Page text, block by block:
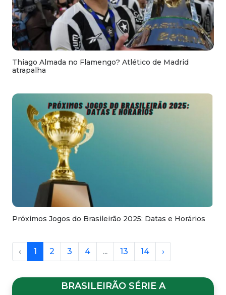
Thiago Almada no Flamengo? Atlético de Madrid
atrapalha
Próximos Jogos do Brasileirão 2025: Datas e Horários
‹ 1 2 3 4 ... 13 14 ›
BRASILEIRÃO SÉRIE A